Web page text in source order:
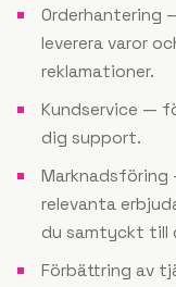
Orderhantering
leverera varor
reklamationer.
Kundservice —
dig support.
relevanta
du samtyckt till
Förbättring av